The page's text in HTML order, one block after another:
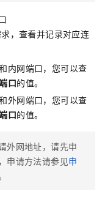
，查看并记录对应连
内网端口，您可以查
口的值。
外网端口，您可以查
口的值。
外网地址，请先申
申请方法请参见申